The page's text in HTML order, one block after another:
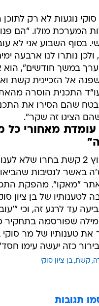
סוקי נוגעות לא רק
המערכת מולו. "הם פנו
בסוף השבוע אני לא
נותרו לנו ארבעה
במשך חודשים", הוא
אל הזכיינית קשת ואל
התכנית הוסרה
שהם הסירו את
הציגו זה שקר".
מאחורי כל
בזכיינית ערוץ 2 קשת בחרו
באשר לנסיבות
"מאקו". מהפקת
לטענותיו של בן ציון
עד לרגע זה, וכי
שפורסמה בתחקיר
את טענותיו של מר
כזה יעשה עימו
קשת בן ציון סוקי
תגובות